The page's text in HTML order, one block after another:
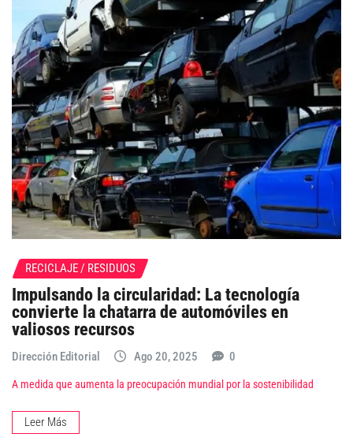
RECICLAJE / RESIDUOS
Impulsando la circularidad: La tecnología
convierte la chatarra de automóviles en
valiosos recursos
Dirección Editorial Ago 20, 2025 0
A medida que aumenta la preocupación mundial por la sostenibilidad
Leer Más